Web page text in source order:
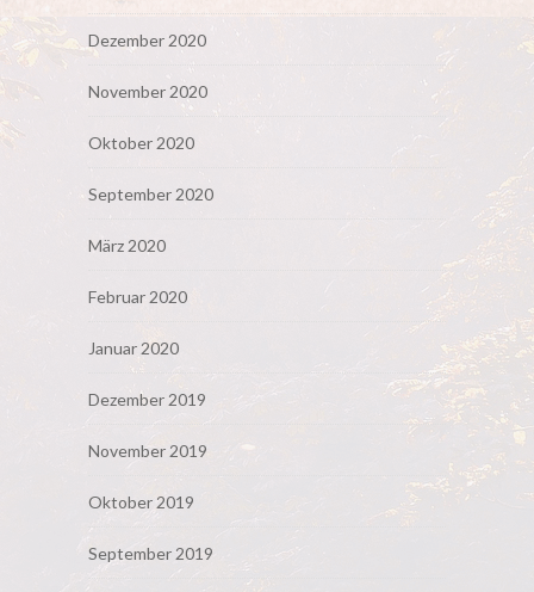
Dezember 2020
November 2020
Oktober 2020
September 2020
März 2020
Februar 2020
Januar 2020
Dezember 2019
November 2019
Oktober 2019
September 2019